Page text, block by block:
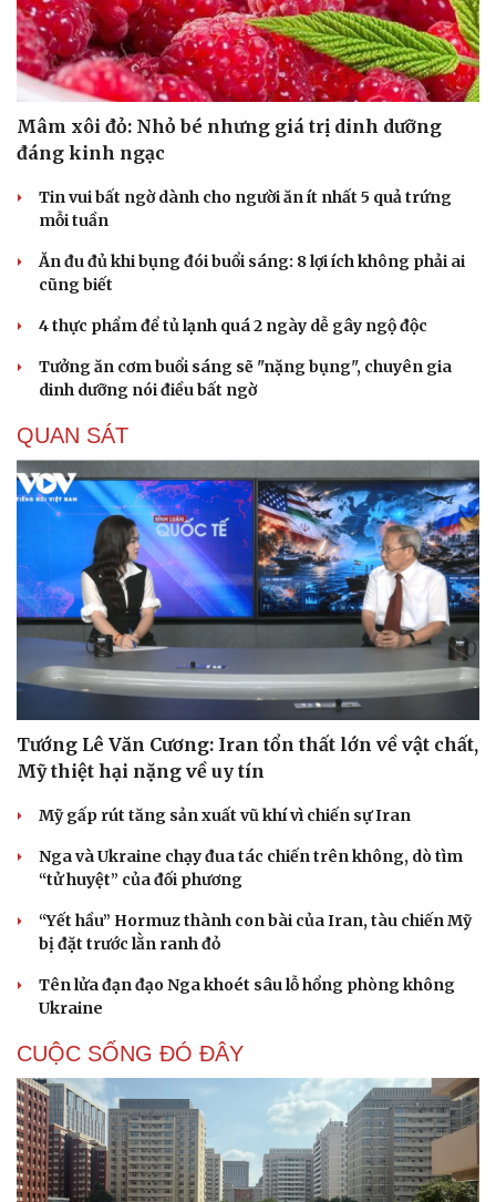
Du lịch
check-in
Podcast
Câu chuyện thời sự
Cửa sổ tình yêu
Mâm xôi đỏ: Nhỏ bé nhưng giá trị dinh dưỡng
đáng kinh ngạc
Tin vui bất ngờ dành cho người ăn ít nhất 5 quả trứng
mỗi tuần
Ăn đu đủ khi bụng đói buổi sáng: 8 lợi ích không phải ai
cũng biết
4 thực phẩm để tủ lạnh quá 2 ngày dễ gây ngộ độc
Tưởng ăn cơm buổi sáng sẽ "nặng bụng", chuyên gia
dinh dưỡng nói điều bất ngờ
QUAN SÁT
Tướng Lê Văn Cương: Iran tổn thất lớn về vật chất,
Mỹ thiệt hại nặng về uy tín
Mỹ gấp rút tăng sản xuất vũ khí vì chiến sự Iran
Nga và Ukraine chạy đua tác chiến trên không, dò tìm
“tử huyệt” của đối phương
“Yết hầu” Hormuz thành con bài của Iran, tàu chiến Mỹ
bị đặt trước lằn ranh đỏ
Tên lửa đạn đạo Nga khoét sâu lỗ hổng phòng không
Ukraine
CUỘC SỐNG ĐÓ ĐÂY